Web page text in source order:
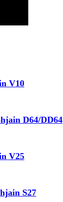
V10
D64/DD64
V25
S27